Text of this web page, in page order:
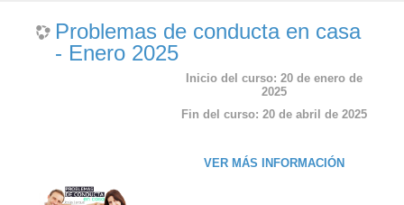
Problemas de conducta en casa
- Enero 2025
Inicio del curso: 20 de enero de
2025
Fin del curso: 20 de abril de 2025
VER MÁS INFORMACIÓN